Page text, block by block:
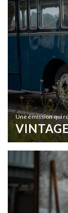
Une émission qui